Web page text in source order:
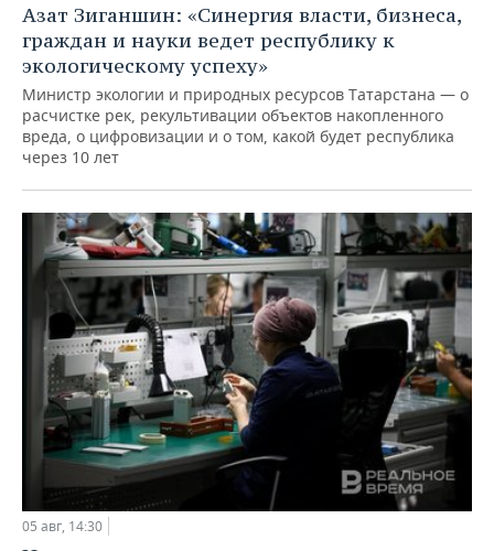
Азат Зиганшин: «Синергия власти, бизнеса,
граждан и науки ведет республику к
экологическому успеху»
Министр экологии и природных ресурсов Татарстана — о
расчистке рек, рекультивации объектов накопленного
вреда, о цифровизации и о том, какой будет республика
через 10 лет
05 авг, 14:30